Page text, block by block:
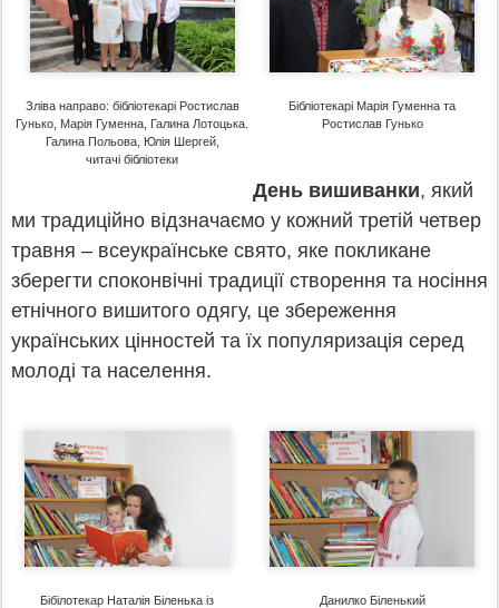
Зліва направо: бібліотекарі Ростислав
Гунько, Марія Гуменна, Галина Лотоцька.
Галина Польова, Юлія Шергей,
читачі бібліотеки
Бібліотекарі Марія Гуменна та
Ростислав Гунько
День вишиванки, який
ми традиційно відзначаємо у кожний третій четвер
травня – всеукраїнське свято, яке покликане
зберегти споконвічні традиції створення та носіння
етнічного вишитого одягу, це збереження
українських цінностей та їх популяризація серед
молоді та населення.
Бібілотекар Наталія Біленька із
Данилко Біленький